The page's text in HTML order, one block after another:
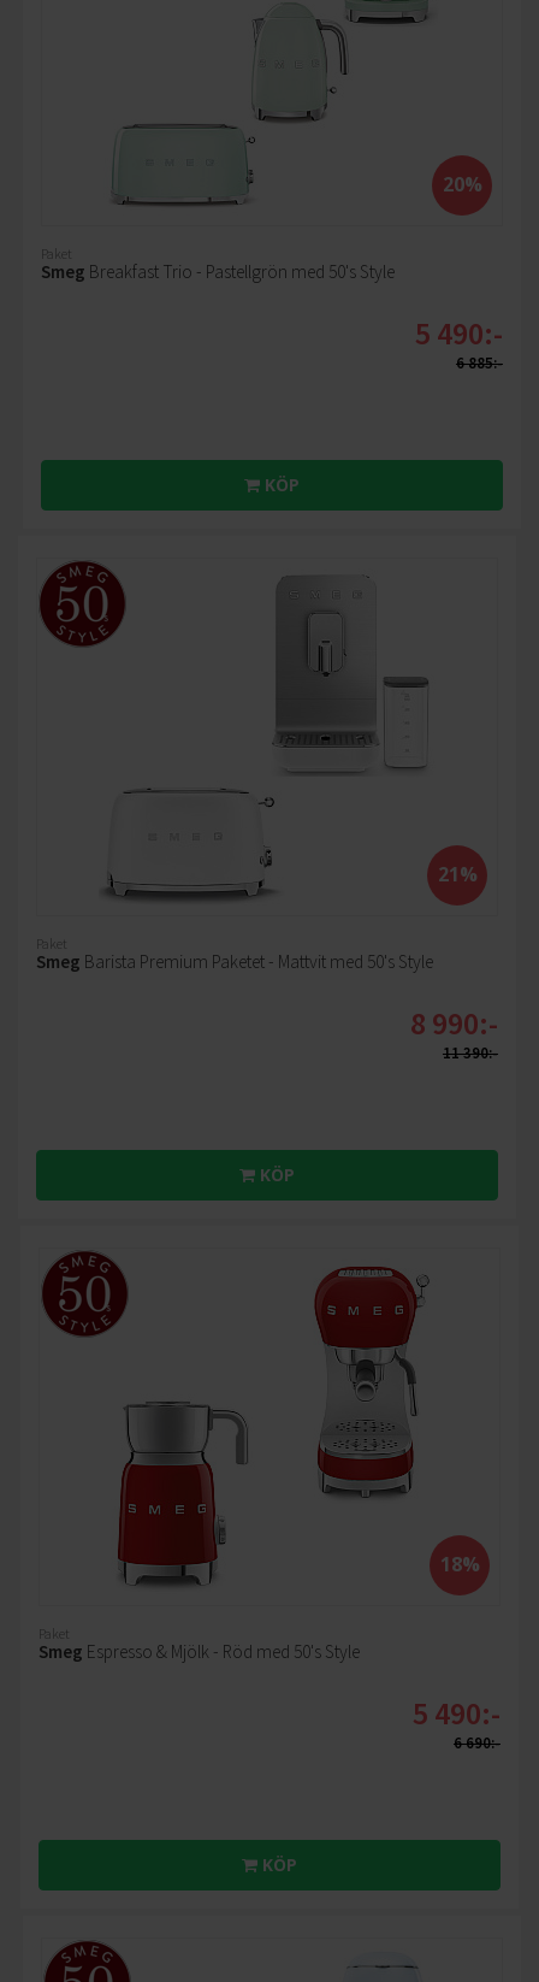
20%
Paket
Smeg Breakfast Trio - Pastellgrön med 50's Style
5 490:-
6 885:-
KÖP
21%
Paket
Smeg Barista Premium Paketet - Mattvit med 50's Style
8 990:-
11 390:-
KÖP
18%
Paket
Smeg Espresso & Mjölk - Röd med 50's Style
5 490:-
6 690:-
KÖP